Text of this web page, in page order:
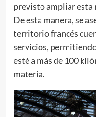
previsto ampliar esta
De esta manera, se
territorio francés
servicios,
esté a más de 100
materia.